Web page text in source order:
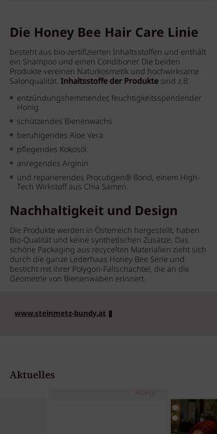
Die Honey Bee Hair Care Linie
besteht aus bio-zertifizierten Inhaltsstoffen und enthält
ein Shampoo und einen Conditioner. Die beiden
Produkte vereinen Naturkosmetik und hochwirksame
Salonqualität. Inhaltsstoffe der Produkte sind z.B.
entzündungshemmender, feuchtigkeitsspendender
Honig
schützendes Bienenwachs
beruhigendes Aloe Vera
pflegendes Kokosöl
anregendes Arginin
und reparierendes Procutigen® Bond, einem High-
Tech Wirkstoff aus Chia Samen.
Nachhaltigkeit und Design
Die Produkte werden in Österreich hergestellt, haben
Bio-Qualität und keine synthetischen Zusätze. Das
schöne Packaging aus recycelten Materialien zieht sich
durch die ganze Lederhaas Honey Bee Serie und
besticht mit ihrer Polygon-Faltschachtel, die an die
Geometrie von Bienenwaben erinnert.
www.steinmetz-bundy.at
Aktuelles
Anzeige